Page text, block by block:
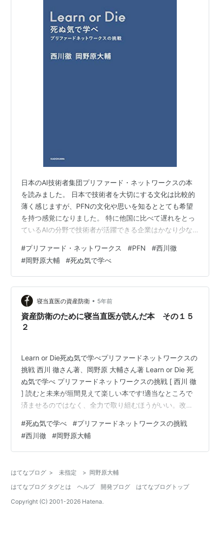
日本のAI技術者集団プリファード・ネットワークスの本
を読みました。 日本で技術者を大切にする文化は比較的
薄く感じますが、PFNの文化や思いを知るととても希望
を持つ感覚になりました。 特に他国に比べて遅れをとっ
ているAIの分野で技術者が活躍できる企業はかなり少な
欲しいと思います。 Learn or Die 死ぬ気で学べ プリファ
ードネットワークスの挑戦 作者:西川 徹,岡野原 大輔
KADOKAWA Amazon 📒 Summary + Notes | まとめノー
ト Preferred Networks 創業者たちの生い立ち パラダイ
ムシフト P…
#プリファード・ネットワークス #PFN #西川徹
#岡野原大輔 #死ぬ気で学べ
寝当直医の資産防衛 • 5年前
資産防衛のために寝当直医が読んだ本 その１５
２
Learn or Die死ぬ気で学べプリファードネットワークスの
挑戦 西川 徹さん著、岡野原 大輔さん著 Learn or Die 死
ぬ気で学べ プリファードネットワークスの挑戦 [ 西川 徹
] 読むと未来が垣間見えて楽しい本です!適当なところで
済ませるのではなく、全力で取り組むほうがいい。改め
い本です。 特に若い人におすすめです。 Marskoinのツイ
ッターはこちら
#死ぬ気で学べ #プリファードネットワークスの挑戦
#西川徹 #岡野原大輔
はてなブログ > 未指定 > 岡野原大輔
はてなブログ タグとは
ヘルプ 開発ブログ
はてなブログトップ
Copyright (C) 2001-2026 Hatena.